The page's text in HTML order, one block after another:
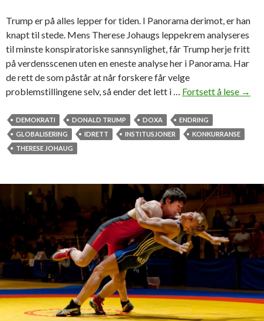
d
»
Trump er på alles lepper for tiden. I Panorama derimot, er han
knapt til stede. Mens Therese Johaugs leppekrem analyseres
til minste konspiratoriske sannsynlighet, får Trump herje fritt
på verdensscenen uten en eneste analyse her i Panorama. Har
de rett de som påstår at når forskere får velge
problemstillingene selv, så ender det lett i … Fortsett å lese T
T
h
r
e
s
→
DEMOKRATI DONALD TRUMP DOXA
ENDRING
GLOBALISERING
IDRETT INSTITUSJONER
KONKURRANSE
THERESE JOHAUG